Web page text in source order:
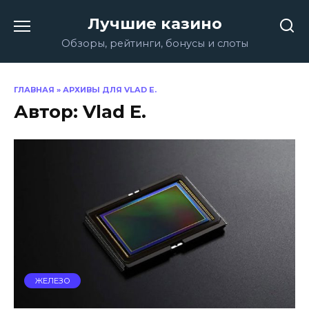
содержанию
Лучшие казино
Обзоры, рейтинги, бонусы и слоты
ГЛАВНАЯ » АРХИВЫ ДЛЯ VLAD E.
Автор: Vlad E.
ЖЕЛЕЗО